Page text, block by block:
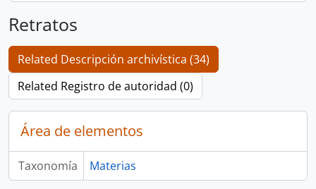
Retratos
Related Descripción archivística (34)
Related Registro de autoridad (0)
Área de elementos
Taxonomía Materias